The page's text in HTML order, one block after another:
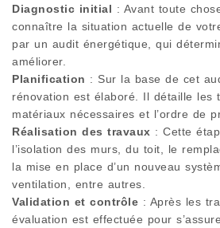
Diagnostic initial : Avant toute
connaître la situation actuelle de
par un audit énergétique, qui
améliorer.
Planification : Sur la base de cet
rénovation est élaboré. Il détaille les
matériaux nécessaires et l’ordre de
Réalisation des travaux : Cette
l’isolation des murs, du toit, le
la mise en place d’un nouveau
ventilation, entre autres.
Validation et contrôle : Après les
évaluation est effectuée pour